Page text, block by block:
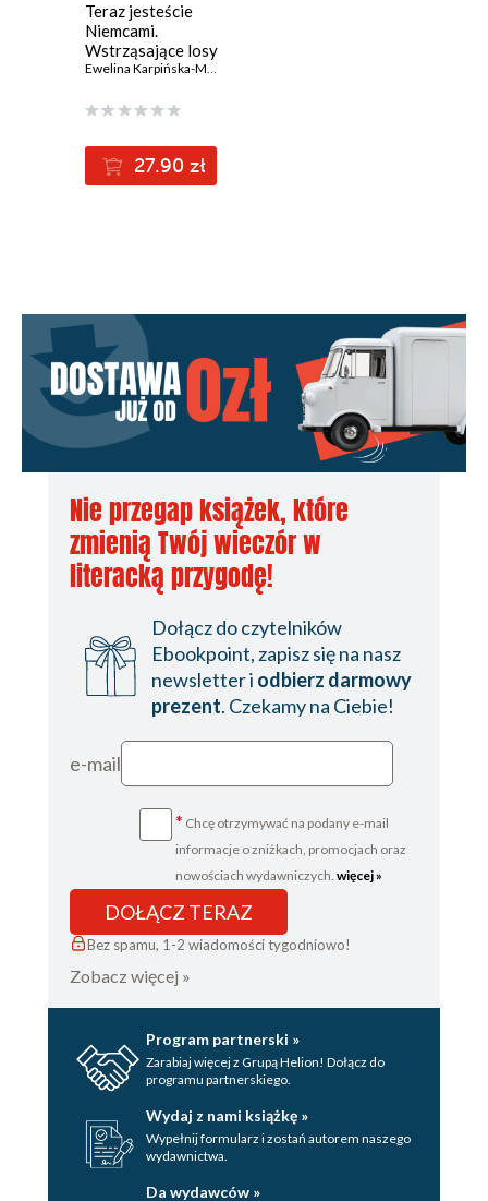
Teraz jesteście
Niemcami.
Wstrząsające losy
zrabowanych
Ewelina Karpińska-Morek
27.90 zł
Nie przegap książek, które
zmienią Twój wieczór w
literacką przygodę!
Dołącz do czytelników
Ebookpoint, zapisz się na nasz
newsletter i odbierz darmowy
prezent. Czekamy na Ciebie!
e-mail
* Chcę otrzymywać na podany e-mail
informacje o zniżkach, promocjach oraz
nowościach wydawniczych. więcej »
DOŁĄCZ TERAZ
Bez spamu, 1-2 wiadomości tygodniowo!
Zobacz więcej »
Program partnerski »
Zarabiaj więcej z Grupą Helion! Dołącz do
programu partnerskiego.
Wydaj z nami książkę »
Wypełnij formularz i zostań autorem naszego
wydawnictwa.
Da wydawców »